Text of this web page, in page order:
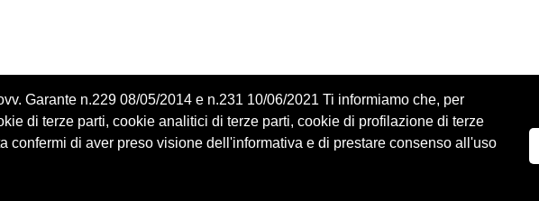
Garante n.229 08/05/2014 e n.231 10/06/2021 Ti informiamo che, per
di terze parti, cookie analitici di terze parti, cookie di profilazione di terze
di aver preso visione dell'informativa e di prestare consenso all'uso